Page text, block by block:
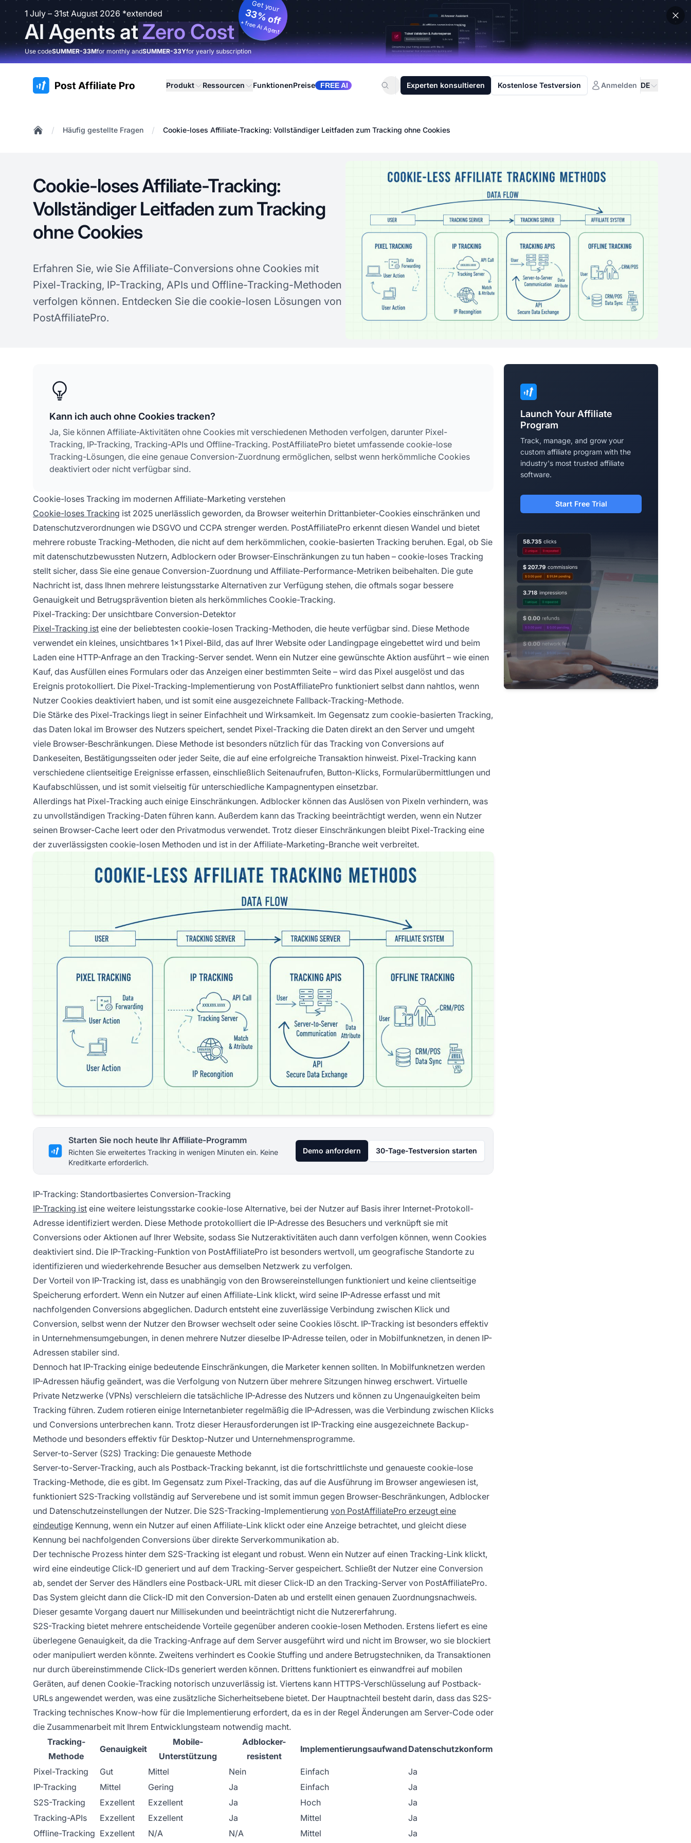
1 July – 31st August 2026 *extended
AI Agents atZero Cost
Get your
33% off
+ free AI Agent
Use codeSUMMER-33Mfor monthly andSUMMER-33Yfor yearly subscription
:site.title Produkt Ressourcen FunktionenPreise FREE AI Experten konsultieren Kostenlose Testversion Anmelden DE
/ Häufig gestellte Fragen / Cookie-loses Affiliate-Tracking: Vollständiger Leitfaden zum Tracking ohne Cookies
Cookie-loses Affiliate-Tracking:
Vollständiger Leitfaden zum Tracking
ohne Cookies
Erfahren Sie, wie Sie Affiliate-Conversions ohne Cookies mit
Pixel-Tracking, IP-Tracking, APIs und Offline-Tracking-Methoden
verfolgen können. Entdecken Sie die cookie-losen Lösungen von
PostAffiliatePro.
Kann ich auch ohne Cookies tracken?
Ja, Sie können Affiliate-Aktivitäten ohne Cookies mit verschiedenen Methoden verfolgen, darunter Pixel-
Tracking, IP-Tracking, Tracking-APIs und Offline-Tracking. PostAffiliatePro bietet umfassende cookie-lose
Tracking-Lösungen, die eine genaue Conversion-Zuordnung ermöglichen, selbst wenn herkömmliche Cookies
deaktiviert oder nicht verfügbar sind.
Cookie-loses Tracking im modernen Affiliate-Marketing verstehen
Cookie-loses Tracking ist 2025 unerlässlich geworden, da Browser weiterhin Drittanbieter-Cookies einschränken und
Datenschutzverordnungen wie DSGVO und CCPA strenger werden. PostAffiliatePro erkennt diesen Wandel und bietet
mehrere robuste Tracking-Methoden, die nicht auf dem herkömmlichen, cookie-basierten Tracking beruhen. Egal, ob Sie
mit datenschutzbewussten Nutzern, Adblockern oder Browser-Einschränkungen zu tun haben – cookie-loses Tracking
stellt sicher, dass Sie eine genaue Conversion-Zuordnung und Affiliate-Performance-Metriken beibehalten. Die gute
Nachricht ist, dass Ihnen mehrere leistungsstarke Alternativen zur Verfügung stehen, die oftmals sogar bessere
Genauigkeit und Betrugsprävention bieten als herkömmliches Cookie-Tracking.
Pixel-Tracking: Der unsichtbare Conversion-Detektor
Pixel-Tracking ist eine der beliebtesten cookie-losen Tracking-Methoden, die heute verfügbar sind. Diese Methode
verwendet ein kleines, unsichtbares 1x1 Pixel-Bild, das auf Ihrer Website oder Landingpage eingebettet wird und beim
Laden eine HTTP-Anfrage an den Tracking-Server sendet. Wenn ein Nutzer eine gewünschte Aktion ausführt – wie einen
Kauf, das Ausfüllen eines Formulars oder das Anzeigen einer bestimmten Seite – wird das Pixel ausgelöst und das
Ereignis protokolliert. Die Pixel-Tracking-Implementierung von PostAffiliatePro funktioniert selbst dann nahtlos, wenn
Nutzer Cookies deaktiviert haben, und ist somit eine ausgezeichnete Fallback-Tracking-Methode.
Die Stärke des Pixel-Trackings liegt in seiner Einfachheit und Wirksamkeit. Im Gegensatz zum cookie-basierten Tracking,
das Daten lokal im Browser des Nutzers speichert, sendet Pixel-Tracking die Daten direkt an den Server und umgeht
viele Browser-Beschränkungen. Diese Methode ist besonders nützlich für das Tracking von Conversions auf
Dankeseiten, Bestätigungsseiten oder jeder Seite, die auf eine erfolgreiche Transaktion hinweist. Pixel-Tracking kann
verschiedene clientseitige Ereignisse erfassen, einschließlich Seitenaufrufen, Button-Klicks, Formularübermittlungen und
Kaufabschlüssen, und ist somit vielseitig für unterschiedliche Kampagnentypen einsetzbar.
Allerdings hat Pixel-Tracking auch einige Einschränkungen. Adblocker können das Auslösen von Pixeln verhindern, was
zu unvollständigen Tracking-Daten führen kann. Außerdem kann das Tracking beeinträchtigt werden, wenn ein Nutzer
seinen Browser-Cache leert oder den Privatmodus verwendet. Trotz dieser Einschränkungen bleibt Pixel-Tracking eine
der zuverlässigsten cookie-losen Methoden und ist in der Affiliate-Marketing-Branche weit verbreitet.
Starten Sie noch heute Ihr Affiliate-Programm
Richten Sie erweitertes Tracking in wenigen Minuten ein. Keine
Kreditkarte erforderlich.
Demo anfordern 30-Tage-Testversion starten
IP-Tracking: Standortbasiertes Conversion-Tracking
IP-Tracking ist eine weitere leistungsstarke cookie-lose Alternative, bei der Nutzer auf Basis ihrer Internet-Protokoll-
Adresse identifiziert werden. Diese Methode protokolliert die IP-Adresse des Besuchers und verknüpft sie mit
Conversions oder Aktionen auf Ihrer Website, sodass Sie Nutzeraktivitäten auch dann verfolgen können, wenn Cookies
deaktiviert sind. Die IP-Tracking-Funktion von PostAffiliatePro ist besonders wertvoll, um geografische Standorte zu
identifizieren und wiederkehrende Besucher aus demselben Netzwerk zu verfolgen.
Der Vorteil von IP-Tracking ist, dass es unabhängig von den Browsereinstellungen funktioniert und keine clientseitige
Speicherung erfordert. Wenn ein Nutzer auf einen Affiliate-Link klickt, wird seine IP-Adresse erfasst und mit
nachfolgenden Conversions abgeglichen. Dadurch entsteht eine zuverlässige Verbindung zwischen Klick und
Conversion, selbst wenn der Nutzer den Browser wechselt oder seine Cookies löscht. IP-Tracking ist besonders effektiv
in Unternehmensumgebungen, in denen mehrere Nutzer dieselbe IP-Adresse teilen, oder in Mobilfunknetzen, in denen IP-
Adressen stabiler sind.
Dennoch hat IP-Tracking einige bedeutende Einschränkungen, die Marketer kennen sollten. In Mobilfunknetzen werden
IP-Adressen häufig geändert, was die Verfolgung von Nutzern über mehrere Sitzungen hinweg erschwert. Virtuelle
Private Netzwerke (VPNs) verschleiern die tatsächliche IP-Adresse des Nutzers und können zu Ungenauigkeiten beim
Tracking führen. Zudem rotieren einige Internetanbieter regelmäßig die IP-Adressen, was die Verbindung zwischen Klicks
und Conversions unterbrechen kann. Trotz dieser Herausforderungen ist IP-Tracking eine ausgezeichnete Backup-
Methode und besonders effektiv für Desktop-Nutzer und Unternehmensprogramme.
Server-to-Server (S2S) Tracking: Die genaueste Methode
Server-to-Server-Tracking, auch als Postback-Tracking bekannt, ist die fortschrittlichste und genaueste cookie-lose
Tracking-Methode, die es gibt. Im Gegensatz zum Pixel-Tracking, das auf die Ausführung im Browser angewiesen ist,
funktioniert S2S-Tracking vollständig auf Serverebene und ist somit immun gegen Browser-Beschränkungen, Adblocker
und Datenschutzeinstellungen der Nutzer. Die S2S-Tracking-Implementierung von PostAffiliatePro erzeugt eine
eindeutige Kennung, wenn ein Nutzer auf einen Affiliate-Link klickt oder eine Anzeige betrachtet, und gleicht diese
Kennung bei nachfolgenden Conversions über direkte Serverkommunikation ab.
Der technische Prozess hinter dem S2S-Tracking ist elegant und robust. Wenn ein Nutzer auf einen Tracking-Link klickt,
wird eine eindeutige Click-ID generiert und auf dem Tracking-Server gespeichert. Schließt der Nutzer eine Conversion
ab, sendet der Server des Händlers eine Postback-URL mit dieser Click-ID an den Tracking-Server von PostAffiliatePro.
Das System gleicht dann die Click-ID mit den Conversion-Daten ab und erstellt einen genauen Zuordnungsnachweis.
Dieser gesamte Vorgang dauert nur Millisekunden und beeinträchtigt nicht die Nutzererfahrung.
S2S-Tracking bietet mehrere entscheidende Vorteile gegenüber anderen cookie-losen Methoden. Erstens liefert es eine
überlegene Genauigkeit, da die Tracking-Anfrage auf dem Server ausgeführt wird und nicht im Browser, wo sie blockiert
oder manipuliert werden könnte. Zweitens verhindert es Cookie Stuffing und andere Betrugstechniken, da Transaktionen
nur durch übereinstimmende Click-IDs generiert werden können. Drittens funktioniert es einwandfrei auf mobilen
Geräten, auf denen Cookie-Tracking notorisch unzuverlässig ist. Viertens kann HTTPS-Verschlüsselung auf Postback-
URLs angewendet werden, was eine zusätzliche Sicherheitsebene bietet. Der Hauptnachteil besteht darin, dass das S2S-
Tracking technisches Know-how für die Implementierung erfordert, da es in der Regel Änderungen am Server-Code oder
die Zusammenarbeit mit Ihrem Entwicklungsteam notwendig macht.
Tracking-
Methode
Genauigkeit
Mobile-
Unterstützung
Adblocker-
resistent
Implementierungsaufwand Datenschutzkonform
Pixel-Tracking Gut Mittel Nein Einfach
Ja
IP-Tracking
Mittel Gering Ja Einfach
Ja
S2S-Tracking
Exzellent Exzellent Ja Hoch
Ja
Tracking-APIs
Exzellent Exzellent Ja Mittel
Ja
Offline-Tracking Exzellent N/A N/A Mittel Ja
Launch Your Affiliate
Program
Track, manage, and grow your
custom affiliate program with the
industry's most trusted affiliate
software.
Start Free Trial